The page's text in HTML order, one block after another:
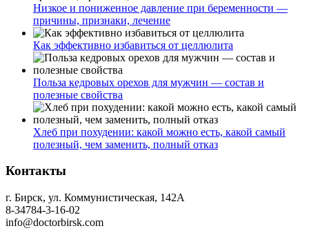
Низкое и пониженное давление при беременности —
причины, признаки, лечение
Как эффективно избавиться от целлюлита
Польза кедровых орехов для мужчин — состав и
полезные свойства
Хлеб при похудении: какой можно есть, какой самый
полезный, чем заменить, полный отказ
Контакты
г. Бирск, ул. Коммунистическая, 142А
8-34784-3-16-02
info@doctorbirsk.com